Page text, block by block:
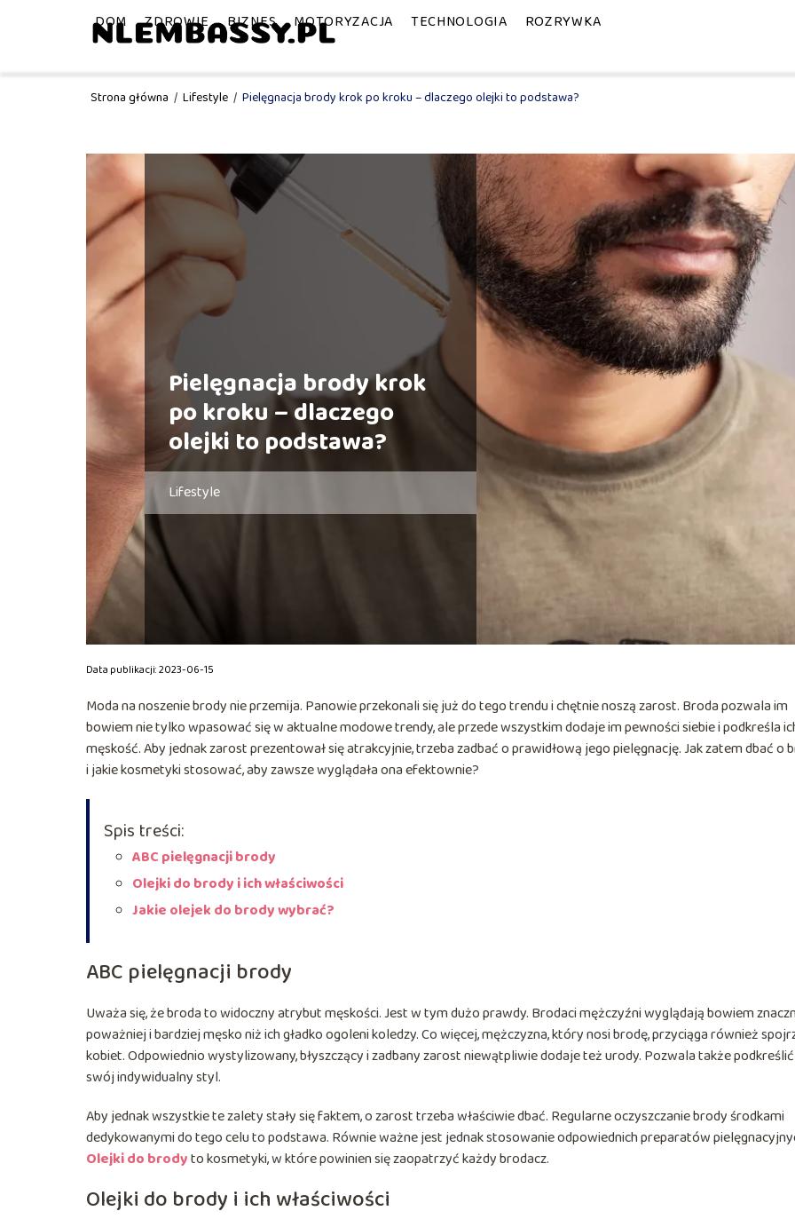
DOM ZDROWIE BIZNES MOTORYZACJA TECHNOLOGIA ROZRYWKA
Strona główna / Lifestyle / Pielęgnacja brody krok po kroku – dlaczego olejki to podstawa?
Pielęgnacja brody krok
po kroku – dlaczego
olejki to podstawa?
Lifestyle
Data publikacji: 2023-06-15
Moda na noszenie brody nie przemija. Panowie przekonali się już do tego trendu i chętnie noszą zarost. Broda pozwala im
bowiem nie tylko wpasować się w aktualne modowe trendy, ale przede wszystkim dodaje im pewności siebie i podkreśla
męskość. Aby jednak zarost prezentował się atrakcyjnie, trzeba zadbać o prawidłową jego pielęgnację. Jak zatem dbać o
i jakie kosmetyki stosować, aby zawsze wyglądała ona efektownie?
Spis treści:
ABC pielęgnacji brody
Olejki do brody i ich właściwości
Jakie olejek do brody wybrać?
ABC pielęgnacji brody
Uważa się, że broda to widoczny atrybut męskości. Jest w tym dużo prawdy. Brodaci mężczyźni wyglądają bowiem
poważniej i bardziej męsko niż ich gładko ogoleni koledzy. Co więcej, mężczyzna, który nosi brodę, przyciąga również
kobiet. Odpowiednio wystylizowany, błyszczący i zadbany zarost niewątpliwie dodaje też urody. Pozwala także podkreślić
swój indywidualny styl.
Aby jednak wszystkie te zalety stały się faktem, o zarost trzeba właściwie dbać. Regularne oczyszczanie brody środkami
dedykowanymi do tego celu to podstawa. Równie ważne jest jednak stosowanie odpowiednich preparatów
Olejki do brodyto kosmetyki, w które powinien się zaopatrzyć każdy brodacz.
Olejki do brody i ich właściwości